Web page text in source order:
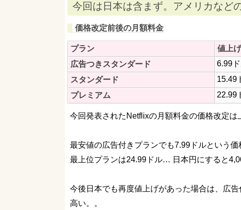
今回は日本は含まず。アメリカなど
価格改定前後の月額料金
プラン 値上
広告つきスタンダード
6.99ド
スタンダード
15.49
プレミアム
22.99
今回発表されたNetflixの月額料金の価格改定は
最安値の広告付きプランでも7.99ドルという価
最上位プランは24.99ドル… 日本円にすると
今後日本でも再度値上げがあった場合は、広
高い。。